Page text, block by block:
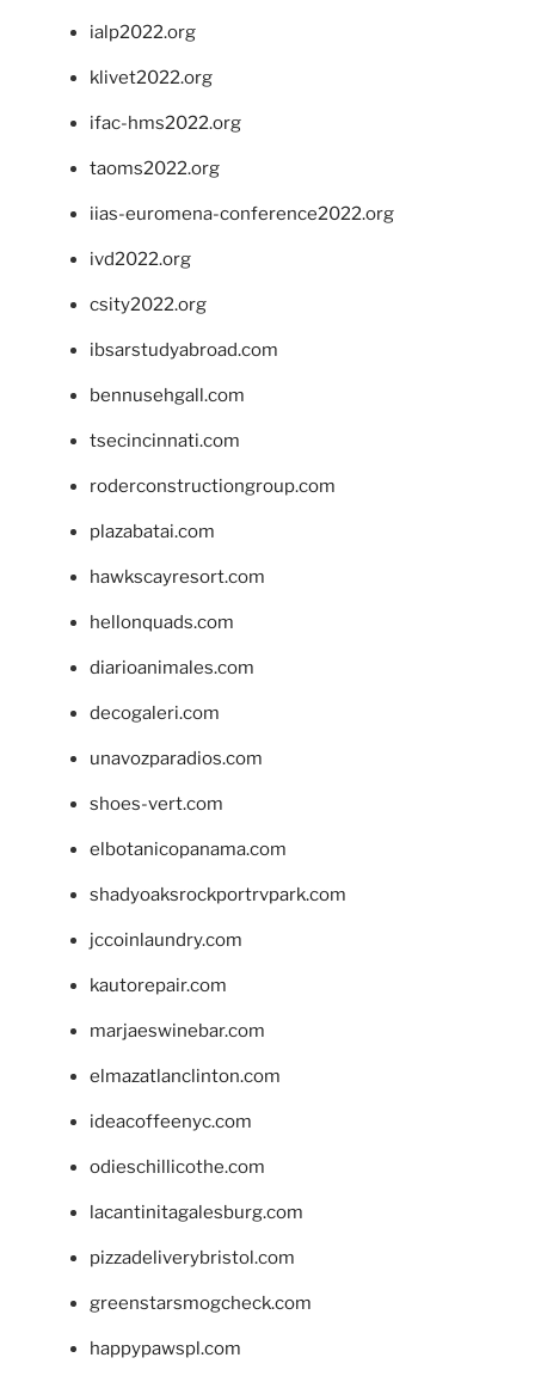
ialp2022.org
klivet2022.org
ifac-hms2022.org
taoms2022.org
iias-euromena-conference2022.org
ivd2022.org
csity2022.org
ibsarstudyabroad.com
bennusehgall.com
tsecincinnati.com
roderconstructiongroup.com
plazabatai.com
hawkscayresort.com
hellonquads.com
diarioanimales.com
decogaleri.com
unavozparadios.com
shoes-vert.com
elbotanicopanama.com
shadyoaksrockportrvpark.com
jccoinlaundry.com
kautorepair.com
marjaeswinebar.com
elmazatlanclinton.com
ideacoffeenyc.com
odieschillicothe.com
lacantinitagalesburg.com
pizzadeliverybristol.com
greenstarsmogcheck.com
happypawspl.com